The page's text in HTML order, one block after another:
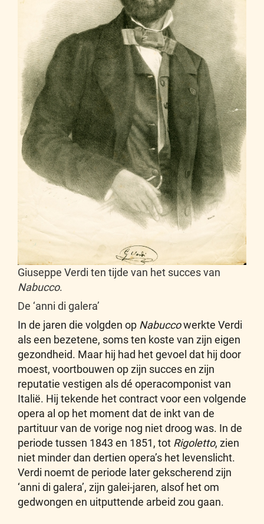
Giuseppe Verdi ten tijde van het succes van
Nabucco.
De ‘anni di galera’
In de jaren die volgden op Nabuccowerkte Verdi
als een bezetene, soms ten koste van zijn eigen
gezondheid. Maar hij had het gevoel dat hij door
moest, voortbouwen op zijn succes en zijn
reputatie vestigen als dé operacomponist van
Italië. Hij tekende het contract voor een volgende
opera al op het moment dat de inkt van de
partituur van de vorige nog niet droog was. In de
periode tussen 1843 en 1851, tot Rigoletto, zien
niet minder dan dertien opera’s het levenslicht.
Verdi noemt de periode later gekscherend zijn
‘anni di galera’, zijn galei-jaren, alsof het om
gedwongen en uitputtende arbeid zou gaan.